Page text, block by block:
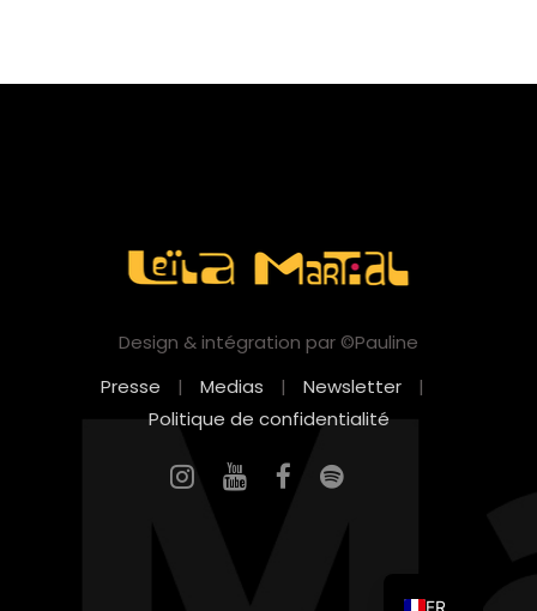
Design & intégration par ©Pauline
Presse
| Medias | Newsletter
|
Politique de confidentialité
FR